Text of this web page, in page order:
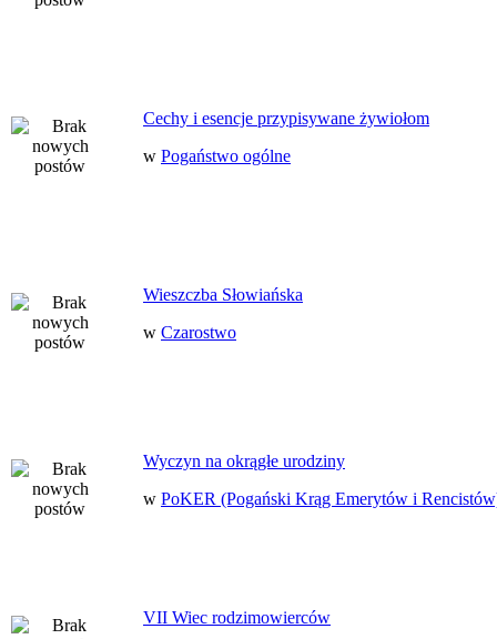
Cechy i esencje przypisywane żywiołom
w Pogaństwo ogólne
Wieszczba Słowiańska
w Czarostwo
Wyczyn na okrągłe urodziny
w PoKER (Pogański Krąg Emerytów i
VII Wiec rodzimowierców